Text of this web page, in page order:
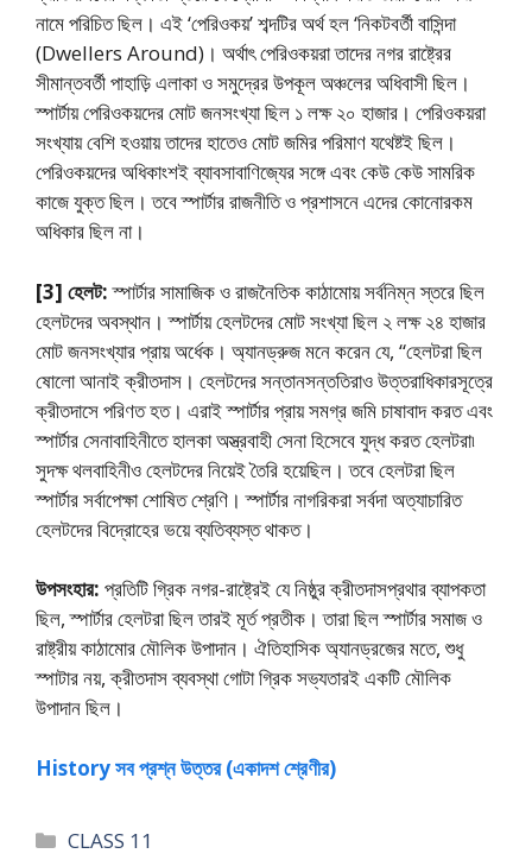
নামে পরিচিত ছিল। এই ‘পেরিওকয়’ শব্দটির অর্থ হল ‘নিকটবর্তী বাসিন্দা
(Dwellers Around)। অর্থাৎ পেরিওকয়রা তাদের নগর রাষ্ট্রের
সীমান্তবর্তী পাহাড়ি এলাকা ও সমুদ্রের উপকূল অঞ্চলের অধিবাসী ছিল।
স্পার্টায় পেরিওকয়দের মােট জনসংখ্যা ছিল ১ লক্ষ ২০ হাজার। পেরিওকয়রা
সংখ্যায় বেশি হওয়ায় তাদের হাতেও মােট জমির পরিমাণ যথেষ্টই ছিল।
পেরিওকয়দের অধিকাংশই ব্যাবসাবাণিজ্যের সঙ্গে এবং কেউ কেউ সামরিক
কাজে যুক্ত ছিল। তবে স্পার্টার রাজনীতি ও প্রশাসনে এদের কোনােরকম
অধিকার ছিল না।
[3] হেলট:স্পার্টার সামাজিক ও রাজনৈতিক কাঠামােয় সর্বনিম্ন স্তরে ছিল
হেলটদের অবস্থান। স্পার্টায় হেলটদের মােট সংখ্যা ছিল ২ লক্ষ ২৪ হাজার
মােট জনসংখ্যার প্রায় অর্ধেক। অ্যানড্রুজ মনে করেন যে, “হেলটরা ছিল
ষোলো আনাই ক্রীতদাস। হেলটদের সন্তানসন্ততিরাও উত্তরাধিকারসূত্রে
ক্রীতদাসে পরিণত হত। এরাই স্পার্টার প্রায় সমগ্র জমি চাষাবাদ করত এবং
স্পার্টার সেনাবাহিনীতে হালকা অস্ত্রবাহী সেনা হিসেবে যুদ্ধ করত হেলটরা৷
সুদক্ষ থলবাহিনীও হেলটদের নিয়েই তৈরি হয়েছিল। তবে হেলটরা ছিল
স্পার্টার সর্বাপেক্ষা শােষিত শ্রেণি। স্পার্টার নাগরিকরা সর্বদা অত্যাচারিত
হেলটদের বিদ্রোহের ভয়ে ব্যতিব্যস্ত থাকত।
উপসংহার: প্রতিটি গ্রিক নগর-রাষ্ট্রেই যে নিষ্ঠুর ক্রীতদাসপ্রথার ব্যাপকতা
ছিল, স্পার্টার হেলটরা ছিল তারই মূর্ত প্রতীক। তারা ছিল স্পার্টার সমাজ ও
রাষ্ট্রীয় কাঠামোর মৌলিক উপাদান। ঐতিহাসিক অ্যানড্রজের মতে, শুধু
স্পাটার নয়, ক্রীতদাস ব্যবস্থা গােটা গ্রিক সভ্যতারই একটি মৌলিক
উপাদান ছিল।
History সব প্রশ্ন উত্তর (একাদশ শ্রেণীর)
Categories
CLASS 11